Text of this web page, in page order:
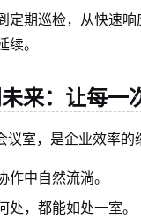
定期巡检，从快速
。
来：让每一
室，是企业效率的
作中自然流淌。
处，都能如处一室。